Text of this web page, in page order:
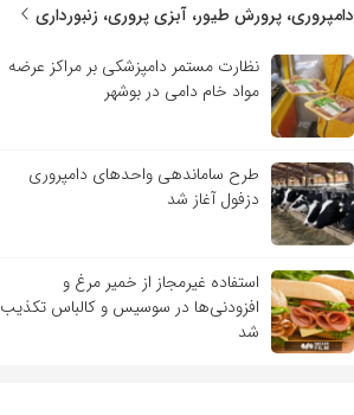
دامپروری، پرورش طیور، آبزی پروری، زنبورداری
نظارت مستمر دامپزشکی بر مراکز عرضه
مواد خام دامی در بوشهر
طرح ساماندهی واحدهای دامپروری
دزفول آغاز شد
استفاده غیرمجاز از خمیر مرغ و
افزودنی‌ها در سوسیس و کالباس تکذیب
شد